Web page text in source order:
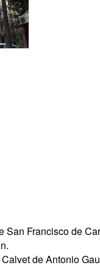
Francisco de
de Antonio